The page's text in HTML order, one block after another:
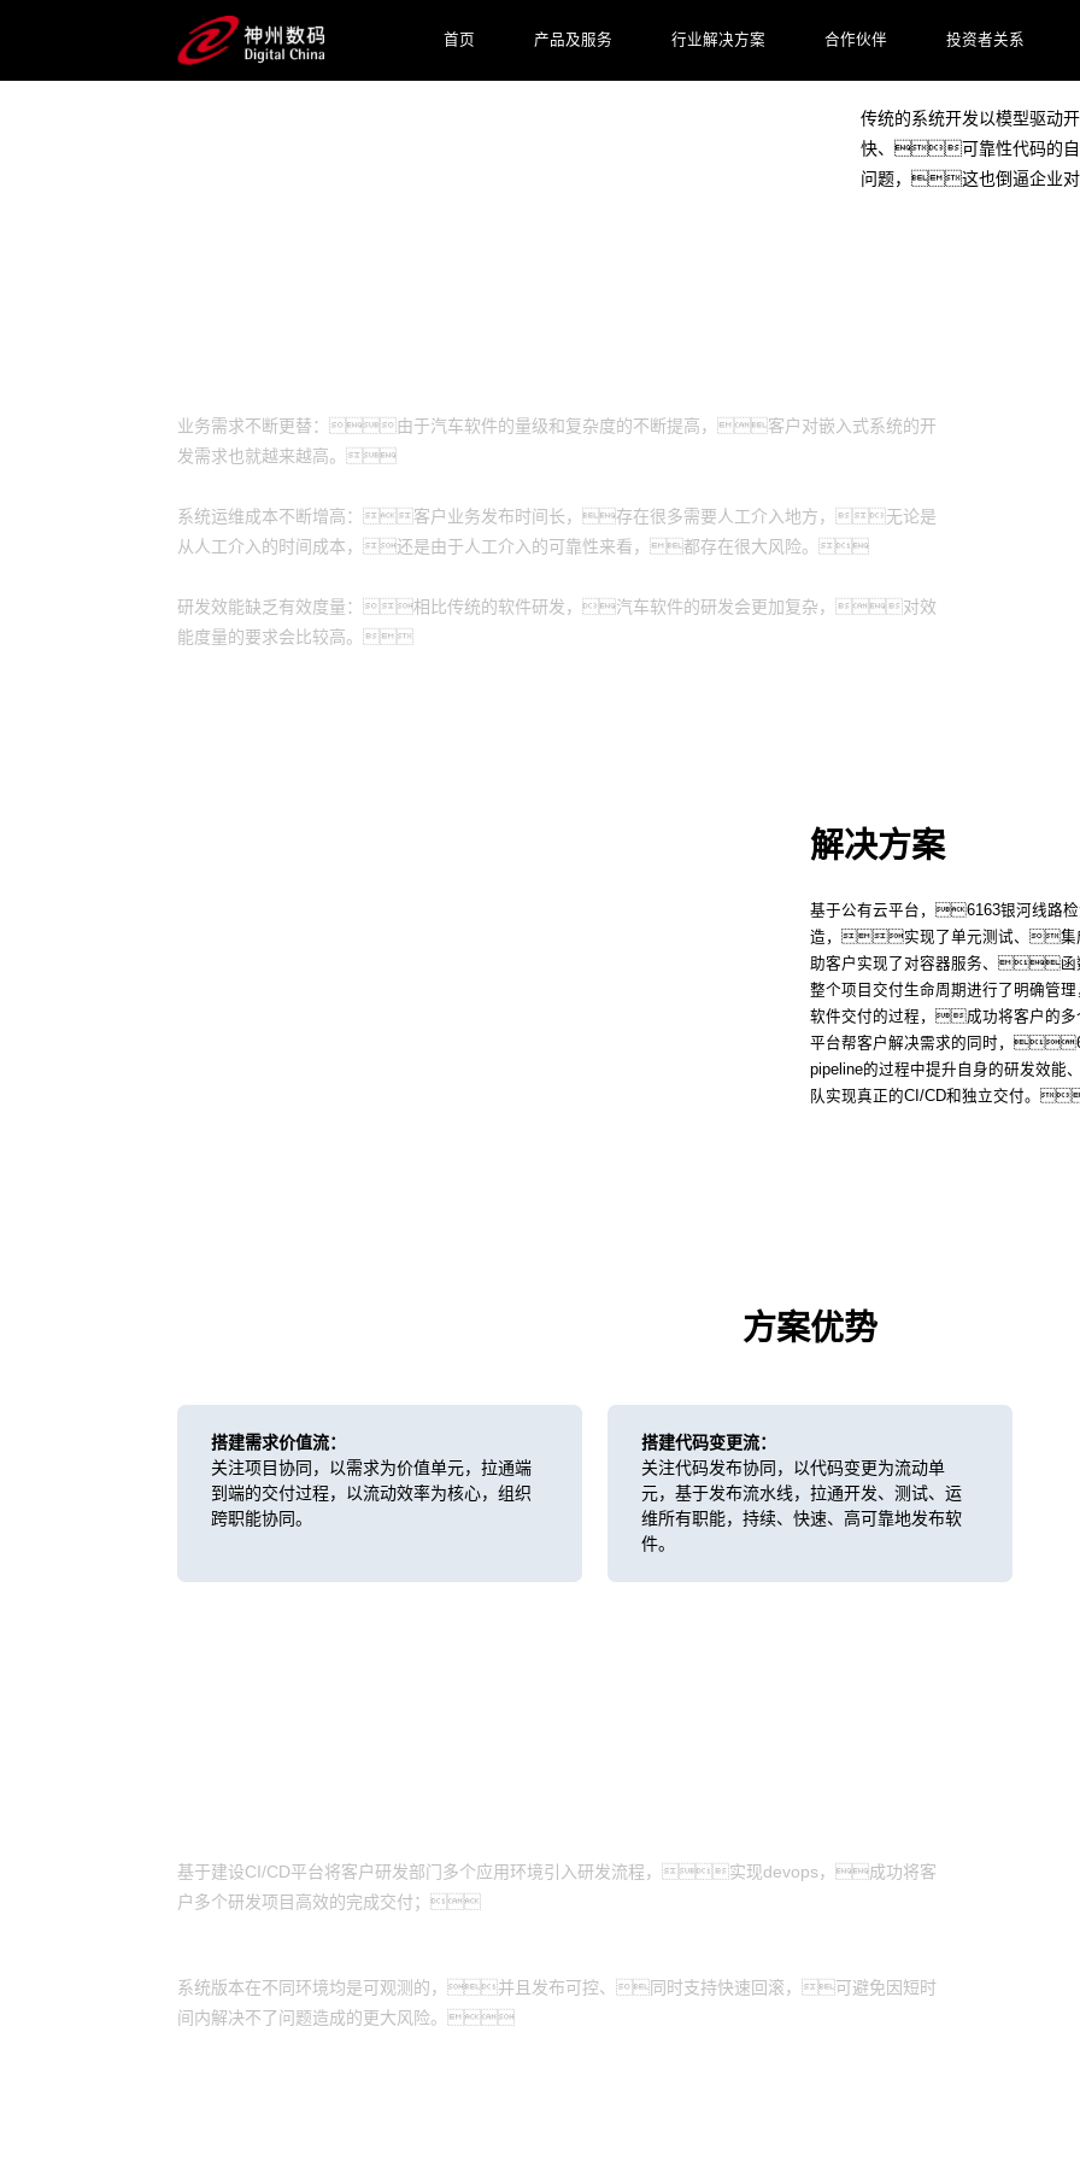
首页 产品及服务 行业解决方案 合作伙伴 投资者关系
传统的系统开发以模型驱动
快、可靠性代码的
问题，这也倒逼企业
业务需求不断更替：由于汽车软件的量级和复杂度的不断提高，客户对嵌入式系统的开
发需求也就越来越高。
系统运维成本不断增高：客户业务发布时间长，存在很多需要人工介入地方，无论是
从人工介入的时间成本，还是由于人工介入的可靠性来看，都存在很大风险。
研发效能缺乏有效度量：相比传统的软件研发，汽车软件的研发会更加复杂，对效
能度量的要求会比较高。
解决方案
基于公有云平台，6163银河线路
造，实现了单元测试、集
助客户实现了对容器服务、
整个项目交付生命周期进行了明确
软件交付的过程，成功将客户的
平台帮客户解决需求的同时，
pipeline的过程中提升自身的研发
队实现真正的CI/CD和独立交付。
方案优势
搭建需求价值流：
关注项目协同，以需求为价值单元，拉通端
到端的交付过程，以流动效率为核心，组织
跨职能协同。
搭建代码变更流：
关注代码发布协同，以代码变更为流动单
元，基于发布流水线，拉通开发、测试、运
维所有职能，持续、快速、高可靠地发布软
件。
基于建设CI/CD平台将客户研发部门多个应用环境引入研发流程，实现devops，成功将客
户多个研发项目高效的完成交付；
系统版本在不同环境均是可观测的，并且发布可控、同时支持快速回滚，可避免因短时
间内解决不了问题造成的更大风险。